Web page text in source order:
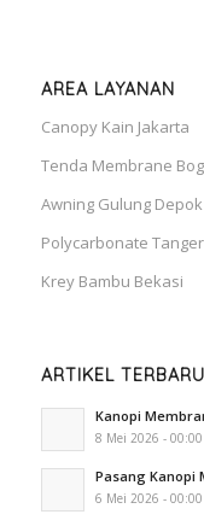
AREA LAYANAN
Canopy Kain Jakarta
Tenda Membrane
Awning Gulung Depok
Polycarbonate
Krey Bambu Bekasi
ARTIKEL TERBARU
Kanopi
8 Mei 2026 - 00:00
Pasang Kanopi
6 Mei 2026 - 00:00